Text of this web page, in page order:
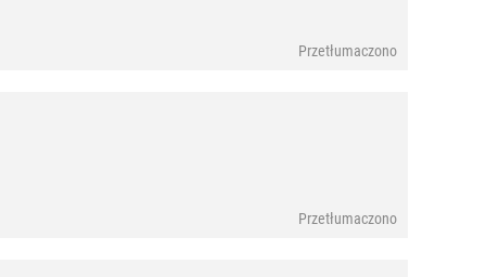
Przetłumaczono
Przetłumaczono